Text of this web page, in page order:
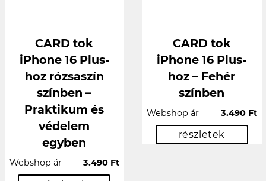
CARD tok
iPhone 16 Plus-
hoz rózsaszín
színben –
Praktikum és
védelem
egyben
Webshop ár 3.490 Ft
CARD tok
iPhone 16 Plus-
hoz – Fehér
színben
Webshop ár 3.490 Ft
részletek